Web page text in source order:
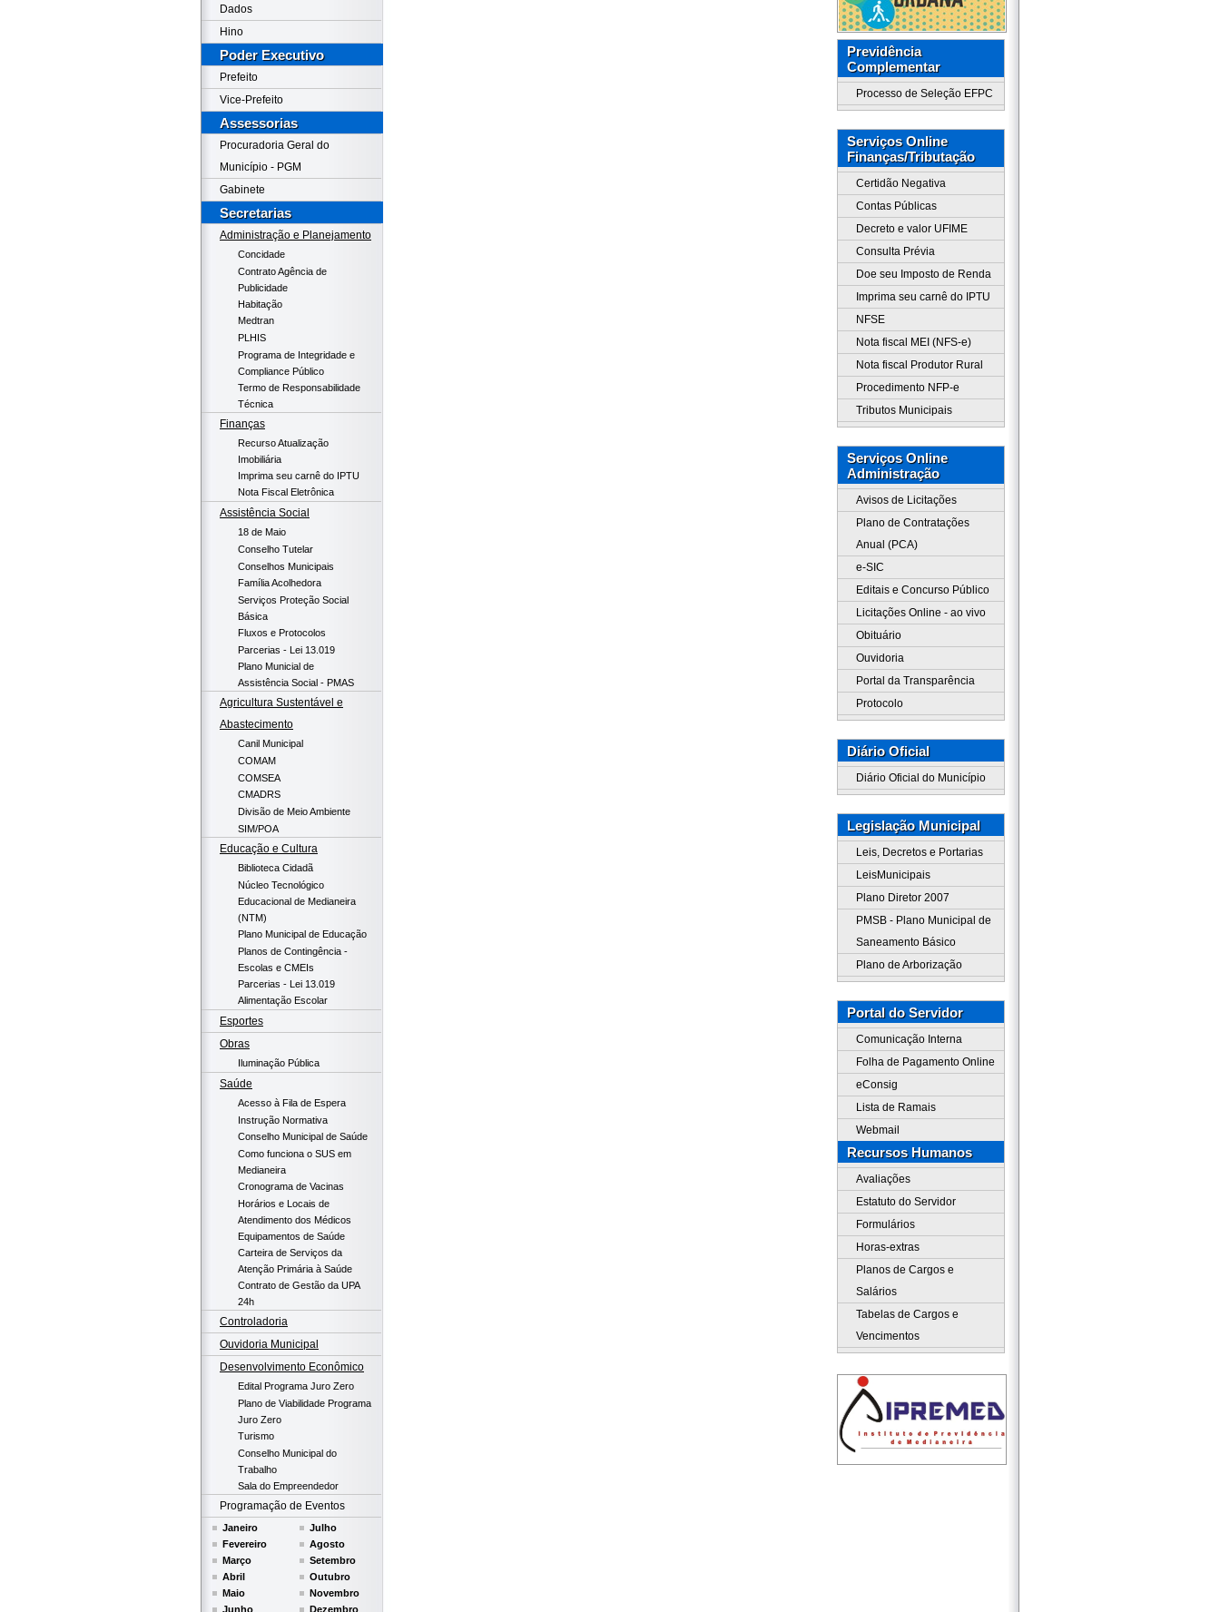
Dados
Hino
Poder Executivo
Prefeito
Vice-Prefeito
Assessorias
Procuradoria Geral do
Município - PGM
Gabinete
Secretarias
Administração e Planejamento
Concidade
Contrato Agência de
Publicidade
Habitação
Medtran
PLHIS
Programa de Integridade e
Compliance Público
Termo de Responsabilidade
Técnica
Finanças
Recurso Atualização
Imobiliária
Imprima seu carnê do IPTU
Nota Fiscal Eletrônica
Assistência Social
18 de Maio
Conselho Tutelar
Conselhos Municipais
Família Acolhedora
Serviços Proteção Social
Básica
Fluxos e Protocolos
Parcerias - Lei 13.019
Plano Municial de
Assistência Social - PMAS
Agricultura Sustentável e
Abastecimento
Canil Municipal
COMAM
COMSEA
CMADRS
Divisão de Meio Ambiente
SIM/POA
Educação e Cultura
Biblioteca Cidadã
Núcleo Tecnológico
Educacional de Medianeira
(NTM)
Plano Municipal de Educação
Planos de Contingência -
Escolas e CMEIs
Parcerias - Lei 13.019
Alimentação Escolar
Esportes
Obras
Iluminação Pública
Saúde
Acesso à Fila de Espera
Instrução Normativa
Conselho Municipal de Saúde
Como funciona o SUS em
Medianeira
Cronograma de Vacinas
Horários e Locais de
Atendimento dos Médicos
Equipamentos de Saúde
Carteira de Serviços da
Atenção Primária à Saúde
Contrato de Gestão da UPA
24h
Controladoria
Ouvidoria Municipal
Desenvolvimento Econômico
Edital Programa Juro Zero
Plano de Viabilidade Programa
Juro Zero
Turismo
Conselho Municipal do
Trabalho
Sala do Empreendedor
Programação de Eventos
Janeiro
Fevereiro
Março
Abril
Maio
Junho
Julho
Agosto
Setembro
Outubro
Novembro
Dezembro
Previdência
Complementar
Processo de Seleção EFPC
Serviços Online
Finanças/Tributação
Certidão Negativa
Contas Públicas
Decreto e valor UFIME
Consulta Prévia
Doe seu Imposto de Renda
Imprima seu carnê do IPTU
NFSE
Nota fiscal MEI (NFS-e)
Nota fiscal Produtor Rural
Procedimento NFP-e
Tributos Municipais
Serviços Online
Administração
Avisos de Licitações
Plano de Contratações
Anual (PCA)
e-SIC
Editais e Concurso Público
Licitações Online - ao vivo
Obituário
Ouvidoria
Portal da Transparência
Protocolo
Diário Oficial
Diário Oficial do Município
Legislação Municipal
Leis, Decretos e Portarias
LeisMunicipais
Plano Diretor 2007
PMSB - Plano Municipal de
Saneamento Básico
Plano de Arborização
Portal do Servidor
Comunicação Interna
Folha de Pagamento Online
eConsig
Lista de Ramais
Webmail
Recursos Humanos
Avaliações
Estatuto do Servidor
Formulários
Horas-extras
Planos de Cargos e
Salários
Tabelas de Cargos e
Vencimentos